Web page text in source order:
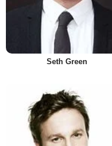
Seth Green